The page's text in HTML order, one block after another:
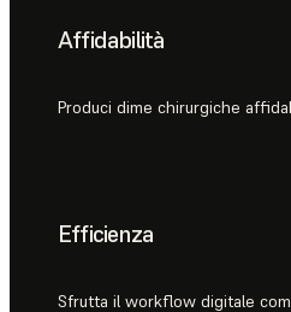
Affidabilità
Produci dime chirurgiche
Efficienza
Sfrutta il workflow digitale